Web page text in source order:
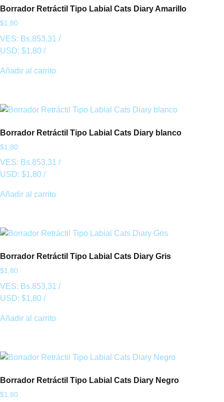
Borrador Retráctil Tipo Labial Cats Diary Amarillo
$1,80
VES: Bs.853,31 /
USD: $1,80 /
Añadir al carrito
Borrador Retráctil Tipo Labial Cats Diary blanco
$1,80
VES: Bs.853,31 /
USD: $1,80 /
Añadir al carrito
Borrador Retráctil Tipo Labial Cats Diary Gris
$1,80
VES: Bs.853,31 /
USD: $1,80 /
Añadir al carrito
Borrador Retráctil Tipo Labial Cats Diary Negro
$1,80